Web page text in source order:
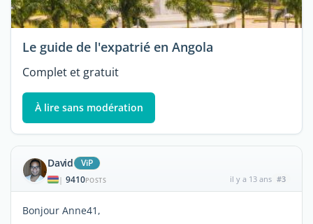
Le guide de l'expatrié en Angola
Complet et gratuit
À lire sans modération
David ViP
| 9410POSTS il y a 13 ans #3
Bonjour Anne41,